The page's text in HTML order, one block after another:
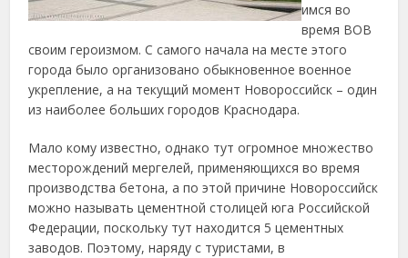
имся во
время ВОВ
своим героизмом. С самого начала на месте этого
города было организовано обыкновенное военное
укрепление, а на текущий момент Новороссийск – один
из наиболее больших городов Краснодара.
Мало кому известно, однако тут огромное множество
месторождений мергелей, применяющихся во время
производства бетона, а по этой причине Новороссийск
можно называть цементной столицей юга Российской
Федерации, поскольку тут находится 5 цементных
заводов. Поэтому, наряду с туристами, в